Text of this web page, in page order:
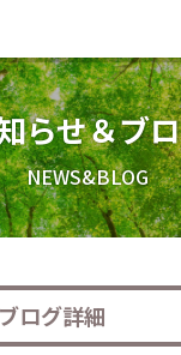
らせ＆ブ
NEWS&BLOG
ログ詳細